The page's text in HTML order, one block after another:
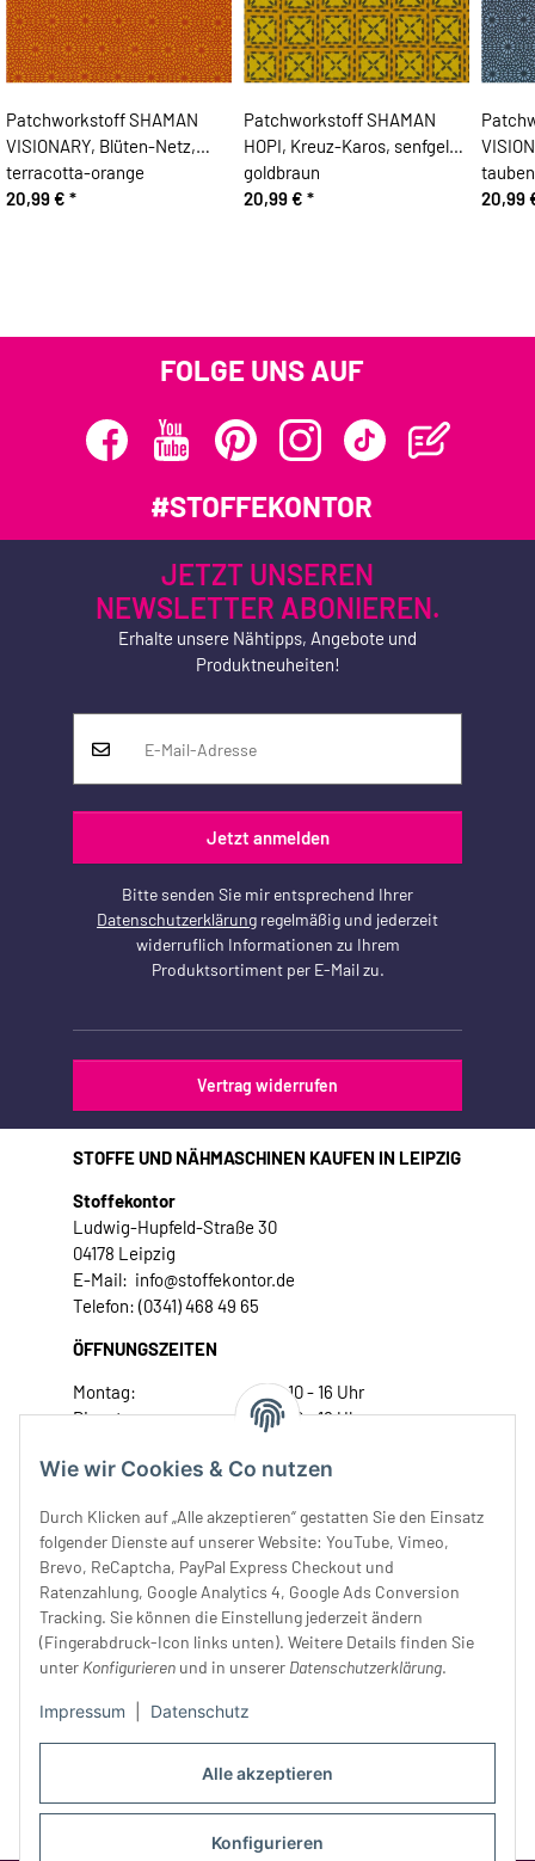
Alle akzeptieren
Konfigurieren
Wie wir Cookies & Co nutzen
Durch Klicken auf „Alle akzeptieren“ gestatten Sie den Einsatz
folgender Dienste auf unserer Website: YouTube, Vimeo,
Brevo, ReCaptcha, PayPal Express Checkout und
Ratenzahlung, Google Analytics 4, Google Ads Conversion
Tracking. Sie können die Einstellung jederzeit ändern
(Fingerabdruck-Icon links unten). Weitere Details finden Sie
unter Konfigurieren und in unserer Datenschutzerklärung.
Impressum Datenschutz
Patchworkstoff SHAMAN
VISIONARY, Blüten-Netz,
terracotta-orange
20,99 € *
Patchworkstoff SHAMAN
HOPI, Kreuz-Karos, senfgelb-
goldbraun
20,99 € *
20,99
FOLGE UNS AUF
#STOFFEKONTOR
JETZT UNSEREN
NEWSLETTER ABONIEREN.
Erhalte unsere Nähtipps, Angebote und
Produktneuheiten!
Jetzt anmelden
Bitte senden Sie mir entsprechend Ihrer
Datenschutzerklärung regelmäßig und jederzeit
widerruflich Informationen zu Ihrem
Produktsortiment per E-Mail zu.
Vertrag widerrufen
STOFFE UND NÄHMASCHINEN KAUFEN IN LEIPZIG
Stoffekontor
Ludwig-Hupfeld-Straße 30
04178 Leipzig
E-Mail: info@stoffekontor.de
Telefon: (0341) 468 49 65
ÖFFNUNGSZEITEN
Montag:
10 - 16 Uhr
Dienstag:
10 - 16 Uhr
Donnerstag:
10 - 18 Uhr
Samstag:
10 - 14 Uhr
Unser Service
Rechtliches